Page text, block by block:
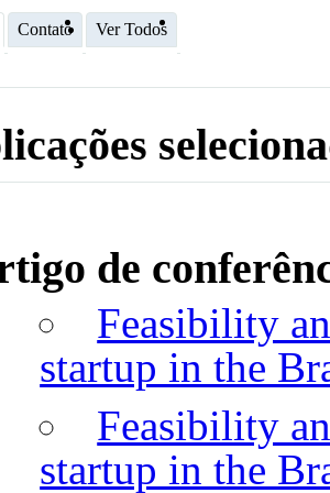
Contato Ver Todos
de
Feasibility
startup in the
Feasibility
startup in the